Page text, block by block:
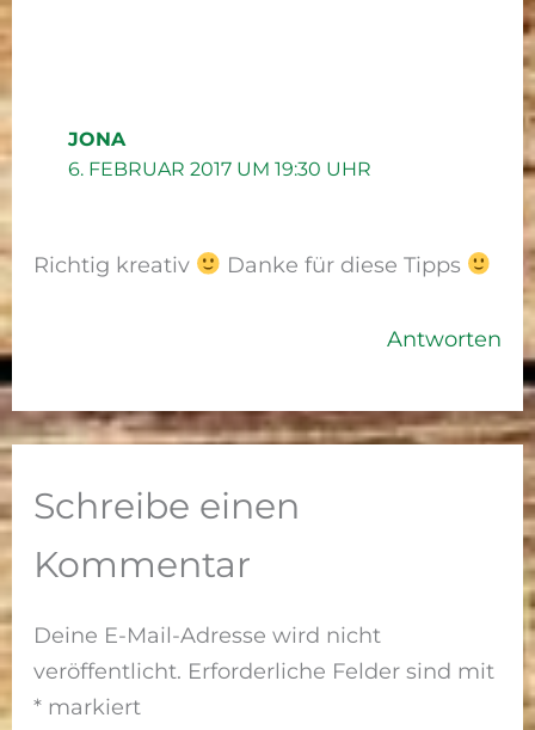
JONA
6. FEBRUAR 2017 UM 19:30 UHR
Richtig kreativ Danke für diese Tipps
Antworten
Schreibe einen
Kommentar
Deine E-Mail-Adresse wird nicht
veröffentlicht. Erforderliche Felder sind mit
* markiert